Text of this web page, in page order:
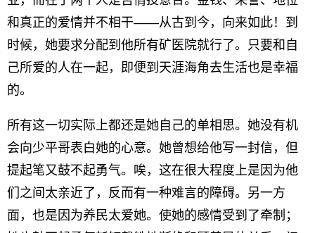
和真正的爱情并不相干——从古到今，向来如此！到
时候，她要求分配到他所有矿医院就行了。只要和自
己所爱的人在一起，即便到天涯海角去生活也是幸福
的。
所有这一切实际上都还是她自己的单相思。她没有机
会向少平哥表白她的心意。她曾想给他写一封信，但
提起笔又鼓不起勇气。唉，这在很大程度上是因为他
们之间太亲近了，反而有一种难言的障碍。另一方
面，也是因为养民太爱她。使她的感情受到了牵制；